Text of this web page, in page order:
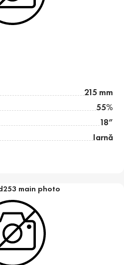
215 mm
55%
18”
Iarnă